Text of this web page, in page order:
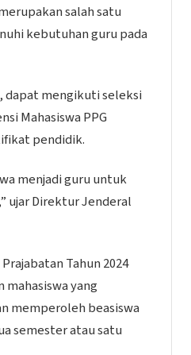
salah satu
kebutuhan guru pada
dapat mengikuti seleksi
Mahasiswa PPG
pendidik.
menjadi guru untuk
ujar Direktur Jenderal
Tahun 2024
yang
memperoleh beasiswa
semester atau satu